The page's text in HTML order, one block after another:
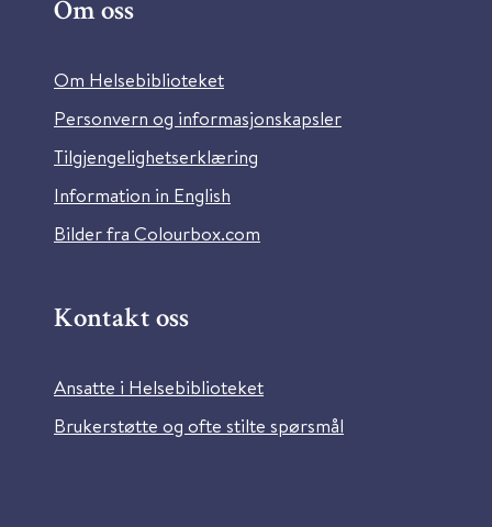
Om oss
Om Helsebiblioteket
Personvern og informasjonskapsler
Tilgjengelighetserklæring
Information in English
Bilder fra Colourbox.com
Kontakt oss
Ansatte i Helsebiblioteket
Brukerstøtte og ofte stilte spørsmål